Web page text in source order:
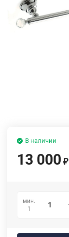
В наличии
13 000 ₽
мин.
1